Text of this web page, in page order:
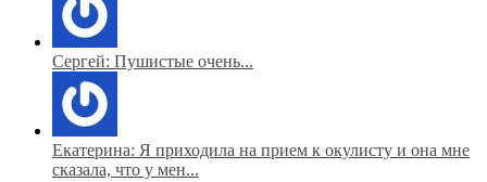
Сергей: Пушистые очень...
Екатерина: Я приходила на прием к окулисту и она мне
сказала, что у мен...